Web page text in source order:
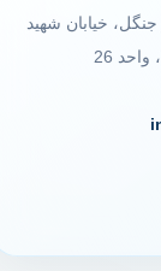
خیابان شهید